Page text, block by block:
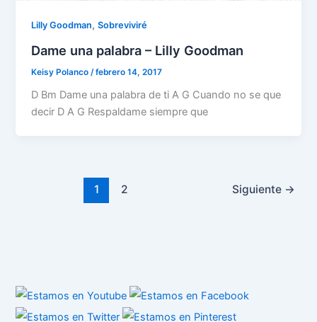
Lilly Goodman,Sobreviviré
Dame una palabra – Lilly Goodman
Keisy Polanco /febrero 14, 2017
D Bm Dame una palabra de ti A G Cuando no se que
decir D A G Respaldame siempre que
1 2 Siguiente →